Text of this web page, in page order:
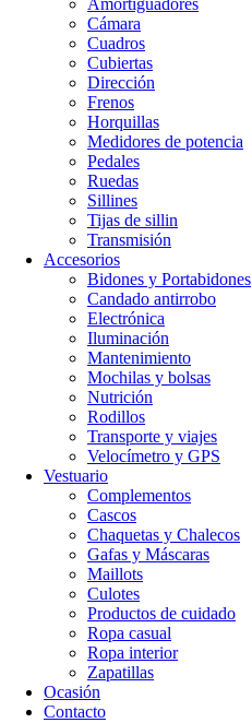
Amortiguadores
Cámara
Cuadros
Cubiertas
Dirección
Frenos
Horquillas
Medidores de potencia
Pedales
Ruedas
Sillines
Tijas de sillin
Transmisión
Accesorios
Bidones y Portabidones
Candado antirrobo
Electrónica
Iluminación
Mantenimiento
Mochilas y bolsas
Nutrición
Rodillos
Transporte y viajes
Velocímetro y GPS
Vestuario
Complementos
Cascos
Chaquetas y Chalecos
Gafas y Máscaras
Maillots
Culotes
Productos de cuidado
Ropa casual
Ropa interior
Zapatillas
Ocasión
Contacto